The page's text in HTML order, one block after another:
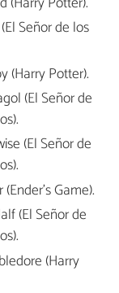
Señor de los
(Harry Potter).
(El Señor de
(El Señor de
(Ender's Game).
(El Señor de
(Harry